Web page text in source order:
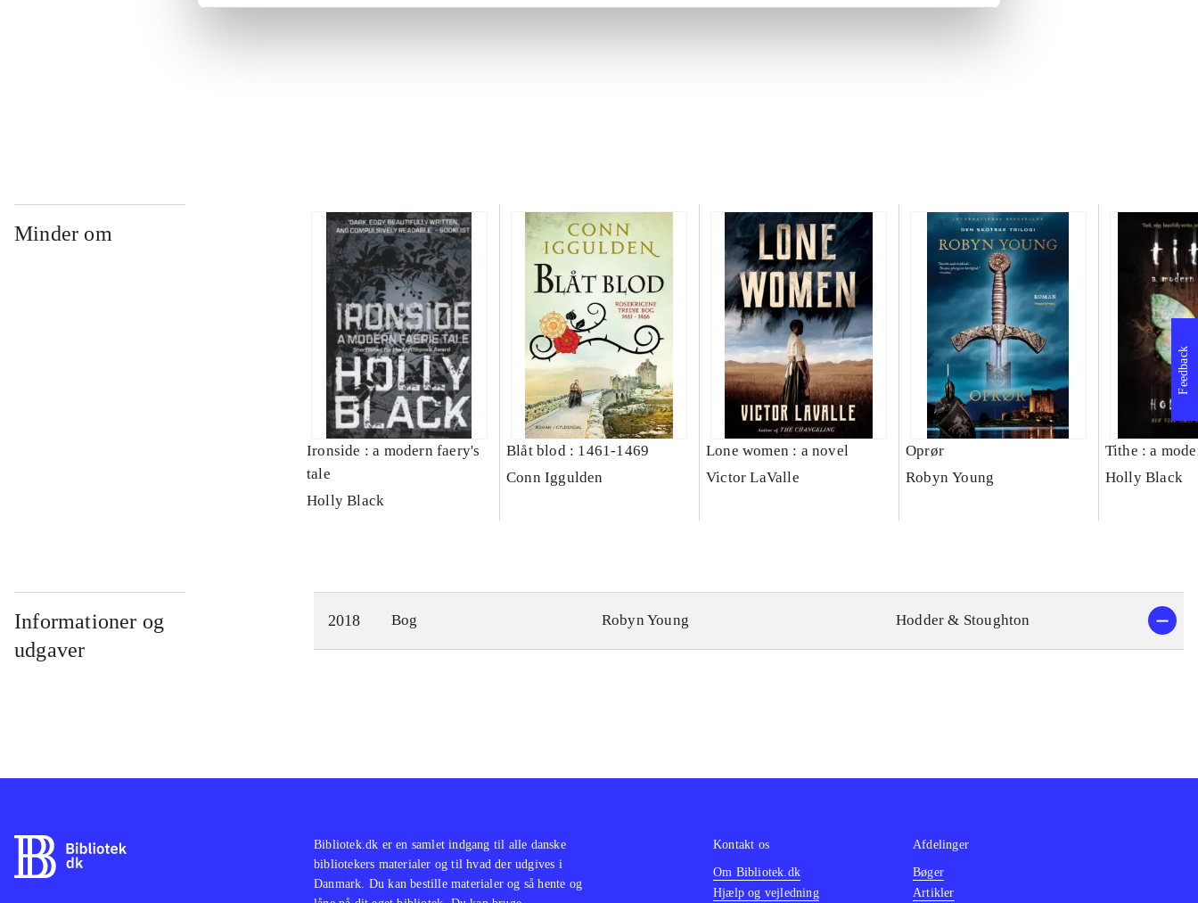
Minder om
Ironside : a modern faery's
tale
Holly Black
Blåt blod : 1461-1469
Conn Iggulden
Lone women : a novel
Victor LaValle
Oprør
Robyn Young
Tithe : a
Holly Black
Informationer og
udgaver
2018 Bog Robyn Young Hodder & Stoughton
Feedback
Bibliotek.dk er en samlet indgang til alle danske
bibliotekers materialer og til hvad der udgives i
Danmark. Du kan bestille materialer og så hente og
Kontakt os
Om Bibliotek.dk
Hjælp og vejledning
Afdelinger
Bøger
Artikler